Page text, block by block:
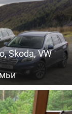
Skoda, VW